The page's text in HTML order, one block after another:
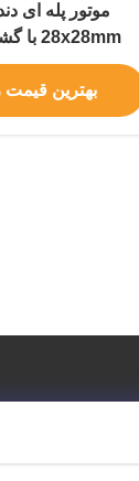
بهترین قیمت